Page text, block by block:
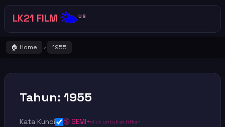
LK21 FILM 🌤️US
🏠 Home › 1955
Tahun: 1955
Kata Kunci 🔞 SEMI+click untuk aktifkan